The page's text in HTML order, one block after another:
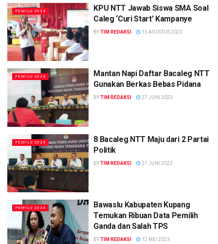
PEMILU 2024
KPU NTT Jawab Siswa SMA Soal
Caleg ‘Curi Start’ Kampanye
BYTIM REDAKSI 15 AGUSTUS 2023
PEMILU 2024
Mantan Napi Daftar Bacaleg NTT
Gunakan Berkas Bebas Pidana
BYTIM REDAKSI 27 JUNI 2023
PEMILU 2024
8 Bacaleg NTT Maju dari 2 Partai
Politik
BYTIM REDAKSI 27 JUNI 2023
PEMILU 2024
Bawaslu Kabupaten Kupang
Temukan Ribuan Data Pemilih
Ganda dan Salah TPS
BYTIM REDAKSI 12 MEI 2023